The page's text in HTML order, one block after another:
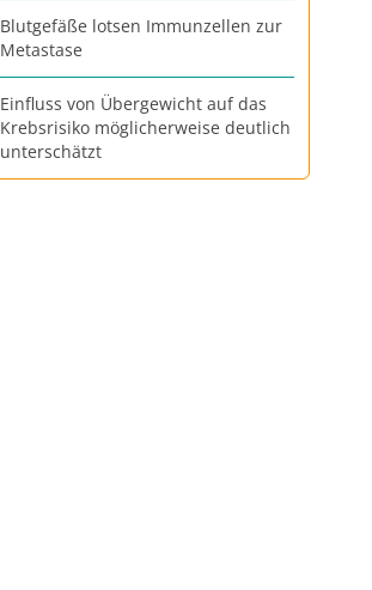
Blutgefäße lotsen Immunzellen zur
Metastase
Einfluss von Übergewicht auf das
Krebsrisiko möglicherweise deutlich
unterschätzt